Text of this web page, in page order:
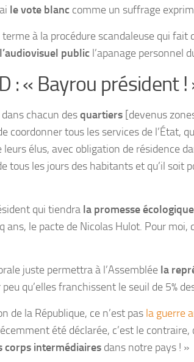
le vote blanc comme un suffrage
à la procédure scandaleuse qui fait
public l’apanage personnel
: « Bayrou président !
chacun desquartiers [devenus
coordonner tous les services de l’État,
élus, avec obligation de résidence
tous les jours des habitants et qu’il soit
qui tiendra la promesse écologique
ans, le pacte de Nicolas Hulot. Pour moi,
juste permettra à l’Assemblée la
peu qu’elles franchissent le seuil de 5%
de la République, ce n’est pas la guerre
été déclarée, c’est le contraire,
corps intermédiaires dans notre pays ! »